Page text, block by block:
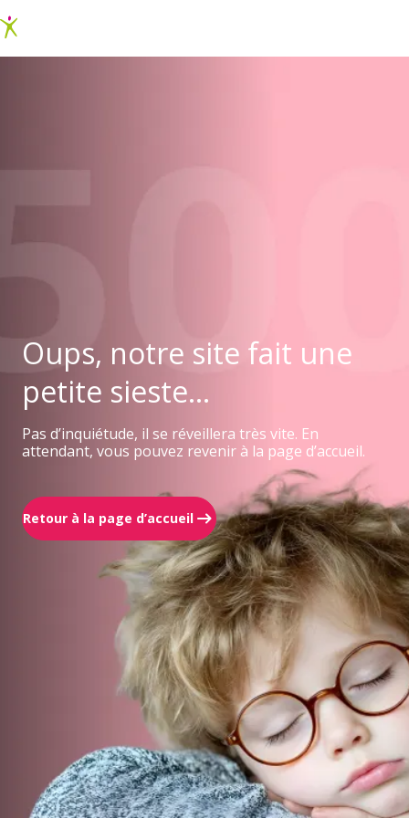
Oups, notre site fait une
petite sieste...
Pas d’inquiétude, il se réveillera très vite. En
attendant, vous pouvez revenir à la page d’accueil.
Retour à la page d’accueil